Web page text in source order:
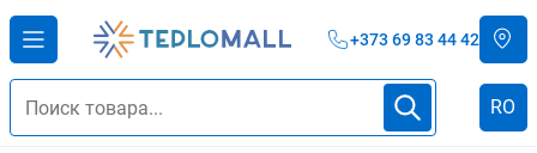
+373 69 83 44 42
RO